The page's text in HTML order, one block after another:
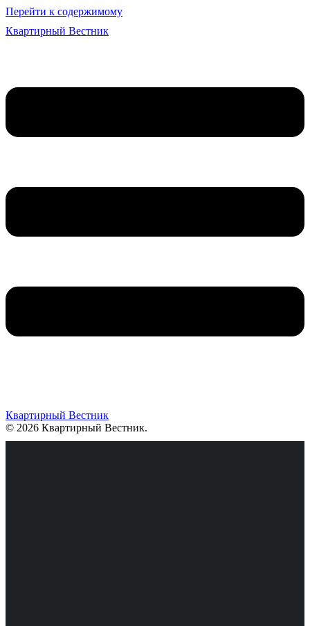
Перейти к содержимому
Квартирный Вестник
Квартирный Вестник
© 2026 Квартирный Вестник.